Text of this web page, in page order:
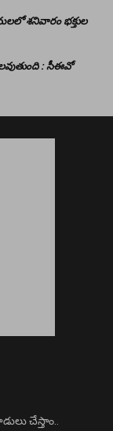
శనివారం భక్తుల
: సీఈవో
చేస్తాం..